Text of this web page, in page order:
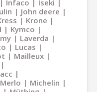
Infaco
Iseki
John deere
Krone
Kymco
Laverda
Lucas
Mailleux
Merlo
Michelin